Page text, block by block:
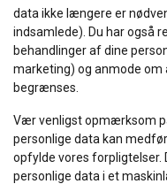
data ikke længere er
indsamlede). Du har også
behandlinger af dine
marketing) og anmode om
begrænses.
Vær venligst opmærksom
personlige data kan
opfylde vores forpligtelser.
personlige data i et
VIS DETALJER